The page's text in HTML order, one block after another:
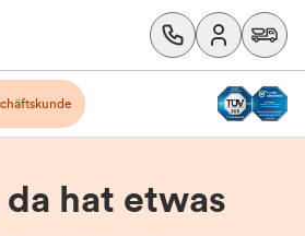
da hat etwas